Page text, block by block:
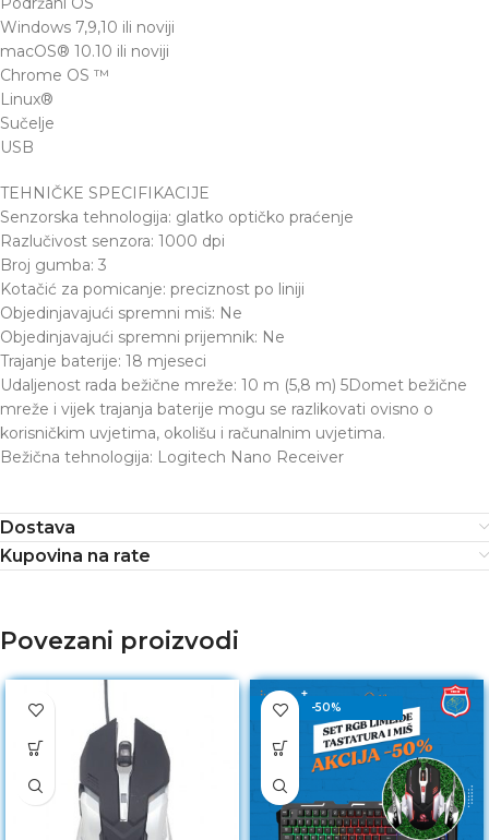
Windows 7,9,10 ili noviji
macOS® 10.10 ili noviji
Chrome OS ™
Linux®
Sučelje
USB
TEHNIČKE SPECIFIKACIJE
Senzorska tehnologija: glatko optičko praćenje
Razlučivost senzora: 1000 dpi
Broj gumba: 3
Kotačić za pomicanje: preciznost po liniji
Objedinjavajući spremni miš: Ne
Objedinjavajući spremni prijemnik: Ne
Trajanje baterije: 18 mjeseci
Udaljenost rada bežične mreže: 10 m (5,8 m) 5Domet bežične
mreže i vijek trajanja baterije mogu se razlikovati ovisno o
korisničkim uvjetima, okolišu i računalnim uvjetima.
Bežična tehnologija: Logitech Nano Receiver
Dostava
Kupovina na rate
Povezani proizvodi
-50%